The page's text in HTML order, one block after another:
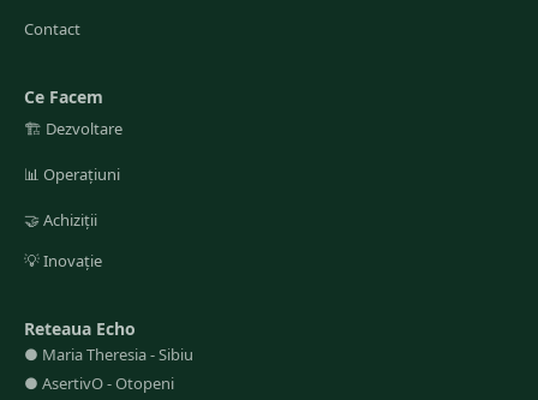
Contact
Ce Facem
🏗️ Dezvoltare
📊 Operațiuni
🤝 Achiziții
💡Inovație
Reteaua Echo
● Maria Theresia-Sibiu
● AsertivO-Otopeni